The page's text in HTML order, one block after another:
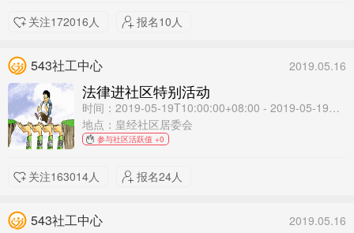
关注172016人 报名10人
543社工中心 2019.05.16
法律进社区特别活动
时间：2019-05-19T10:00:00+08:00 - 2019-05-19T11:00:00+08:00
地点：皇经社区居委会
参与社区活跃值 +0
关注163014人 报名24人
543社工中心 2019.05.16